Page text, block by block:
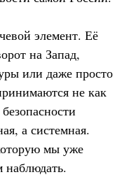
элемент. Её
на Запад,
или даже просто
не как
а системная.
мы уже
наблюдать.